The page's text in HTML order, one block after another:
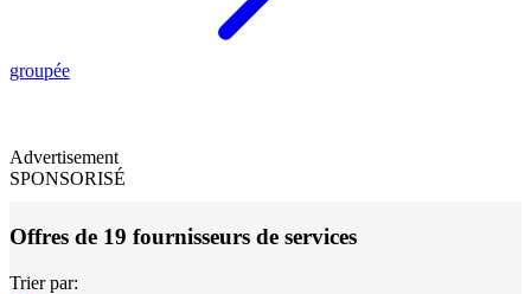
groupée
Advertisement
SPONSORISÉ
Offres de 19 fournisseurs de services
Trier par: